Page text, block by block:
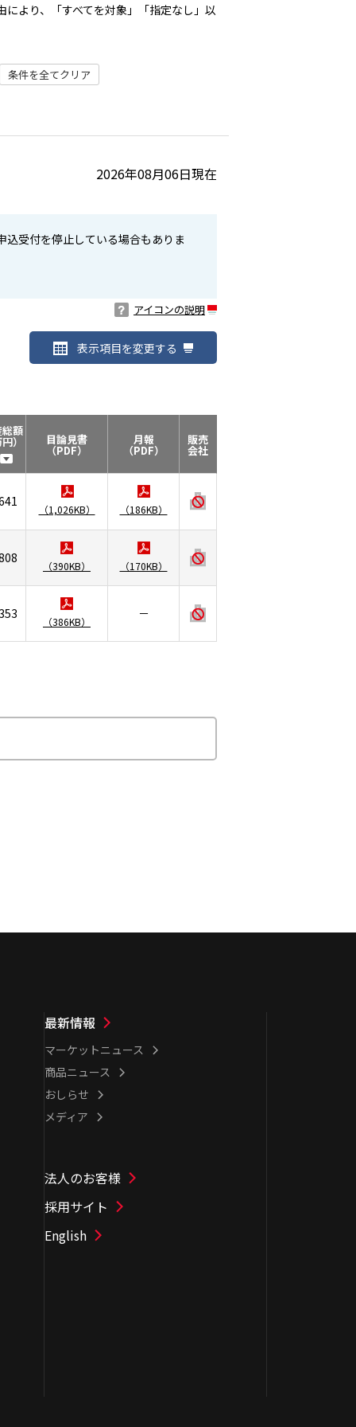
より、「すべてを対象」「指定なし」以
条件を全てクリア
2026年08月06日現在
受付を停止している場合もありま
アイコンの説明
表示項目を変更する
額
） 目論見書
（PDF）
月報
（PDF）
販売
会社
（1,026KB） （186KB）
（390KB） （170KB）
（386KB）
－
最新情報
マーケットニュース
商品ニュース
おしらせ
メディア
法人のお客様
採用サイト
English